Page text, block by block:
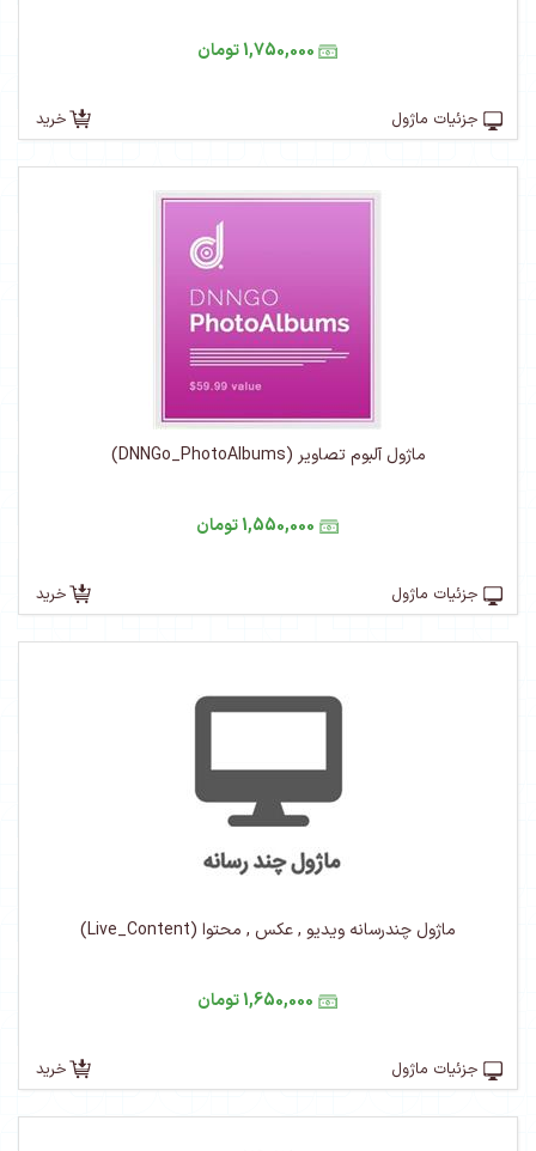
جزئیات ماژول خرید
ماژول آلبوم تصاویر (DNNGo_PhotoAlbums)
جزئیات ماژول خرید
ماژول چندرسانه ویدیو , عکس , محتوا (Live_Content)
جزئیات ماژول خرید